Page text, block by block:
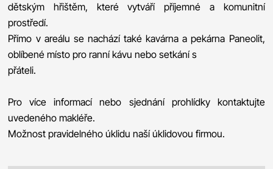
dětským hřištěm, které vytváří příjemné a komunitní
prostředí.
Přímo v areálu se nachází také kavárna a pekárna Paneolit,
oblíbené místo pro ranní kávu nebo setkání s
přáteli.
Pro více informací nebo sjednání prohlídky kontaktujte
uvedeného makléře.
Možnost pravidelného úklidu naší úklidovou firmou.